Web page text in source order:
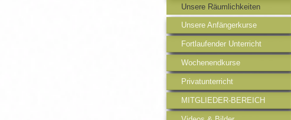
Unsere Räumlichkeiten
Unsere Anfängerkurse
Fortlaufender Unterricht
Wochenendkurse
Privatunterricht
MITGLIEDER-BEREICH